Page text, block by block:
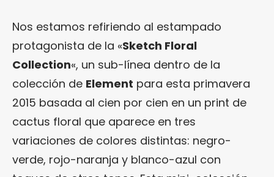
Nos estamos refiriendo al estampado
protagonista de la «Sketch Floral
Collection«, un sub-línea dentro de la
colección de Element para esta primavera
2015 basada al cien por cien en un print de
cactus floral que aparece en tres
variaciones de colores distintas: negro-
verde, rojo-naranja y blanco-azul con